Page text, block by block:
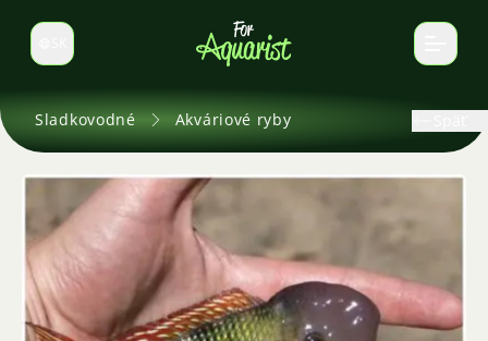
Prepnúť jazyk
Sladkovodné Akváriové ryby